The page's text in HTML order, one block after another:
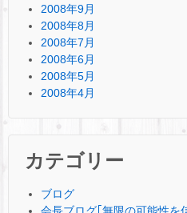
2008年9月
2008年8月
2008年7月
2008年6月
2008年5月
2008年4月
カテゴリー
ブログ